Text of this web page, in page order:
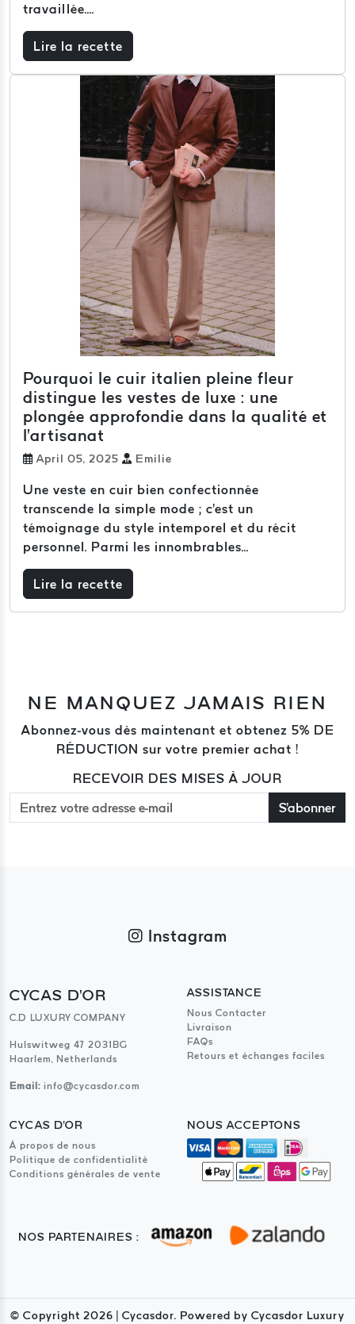
travaillée....
Lire la recette
Pourquoi le cuir italien pleine fleur
distingue les vestes de luxe : une
plongée approfondie dans la qualité et
l'artisanat
April 05, 2025 Emilie
Une veste en cuir bien confectionnée
transcende la simple mode ; c'est un
témoignage du style intemporel et du récit
personnel. Parmi les innombrables...
Lire la recette
NE MANQUEZ JAMAIS RIEN
Abonnez-vous dès maintenant et obtenez 5% DE
RÉDUCTION sur votre premier achat !
RECEVOIR DES MISES À JOUR
S'abonner
Instagram
CYCAS D'OR
C.D LUXURY COMPANY
Hulswitweg 47 2031BG
Haarlem, Netherlands
Email: info@cycasdor.com
ASSISTANCE
Nous Contacter
Livraison
FAQs
Retours et échanges faciles
CYCAS D'OR
À propos de nous
Politique de confidentialité
Conditions générales de vente
NOUS ACCEPTONS
NOS PARTENAIRES :
© Copyright 2026 | Cycasdor. Powered by Cycasdor Luxury